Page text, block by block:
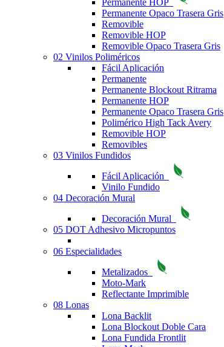
Permanente HOP
Permanente Opaco Trasera Gris
Removible
Removible HOP
Removible Opaco Trasera Gris
02 Vinilos Poliméricos
Fácil Aplicación
Permanente
Permanente Blockout Ritrama
Permanente HOP
Permanente Opaco Trasera Gris
Polimérico High Tack Avery
Removible HOP
Removibles
03 Vinilos Fundidos
Fácil Aplicación
Vinilo Fundido
04 Decoración Mural
Decoración Mural
05 DOT Adhesivo Micropuntos
06 Especialidades
Metalizados
Moto-Mark
Reflectante Imprimible
08 Lonas
Lona Backlit
Lona Blockout Doble Cara
Lona Fundida Frontlit